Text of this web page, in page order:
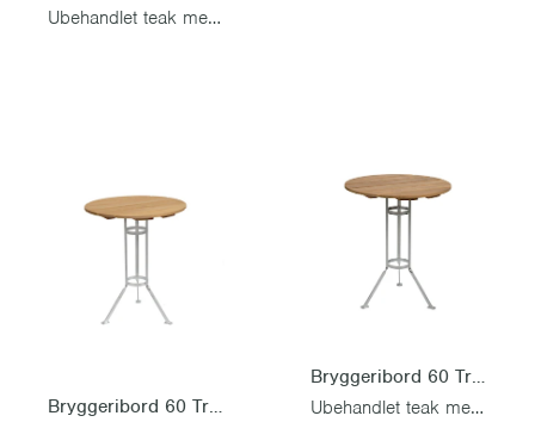
Ubehandlet teak med varmgalvanisert stativ
Bryggeribord 60 Trefot
Bryggeribord 60 Trefot
Ubehandlet teak med varmgalvanisert stativ